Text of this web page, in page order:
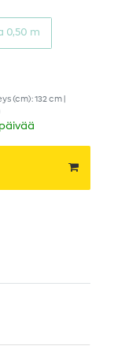
0,50 m
(cm): 132 cm |